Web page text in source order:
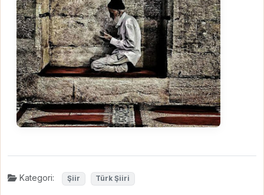
Kategori: Şiir Türk Şiiri